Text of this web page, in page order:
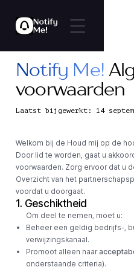
Notify Me!
voorwaarden
Laatst bijgewerkt: 14
Welkom bij de Houd mij op de
Door lid te worden, gaat u
voorwaarden. Zorg ervoor dat u
Overzicht van het
voordat u doorgaat.
1. Geschiktheid
Om deel te nemen, moet u:
Beheer een geldig bedrijfs-,
verwijzingskanaal.
Promoot alleen naar
onderstaande criteria).